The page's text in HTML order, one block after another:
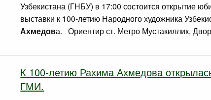
Узбекистана (ГНБУ) в 17:00 состоится открытие
выставки к 100-летию Народного художника
Ахмедова. Ориентир ст. Метро Мустакиллик,
К 100-летию Рахима Ахмедова
ГМИ.